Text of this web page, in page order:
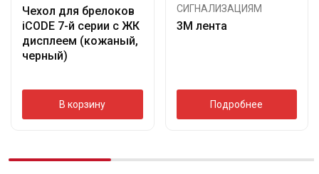
Чехол для брелоков
iCODE 7-й серии с ЖК
дисплеем (кожаный,
черный)
В корзину
СИГНАЛИЗАЦИЯМ
3М лента
Подробнее